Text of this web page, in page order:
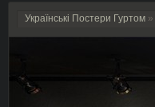
Українські Постери Гуртом »